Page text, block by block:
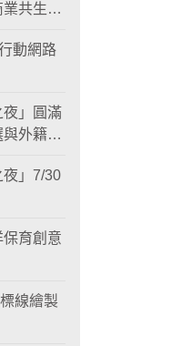
共生」
動網路
夜」圓滿
夜」7/30
育創意
線繪製